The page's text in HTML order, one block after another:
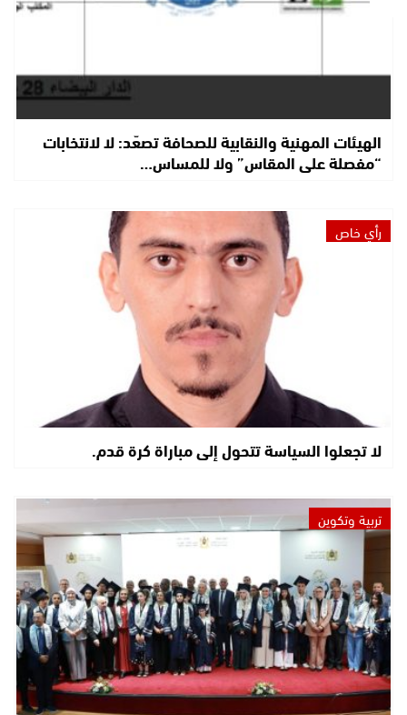
الهيئات المهنية والنقابية للصحافة تصعّد: لا لانتخابات
“مفصلة على المقاس” ولا للمساس…
رأي خاص
لا تجعلوا السياسة تتحول إلى مباراة كرة قدم.
تربية وتكوين